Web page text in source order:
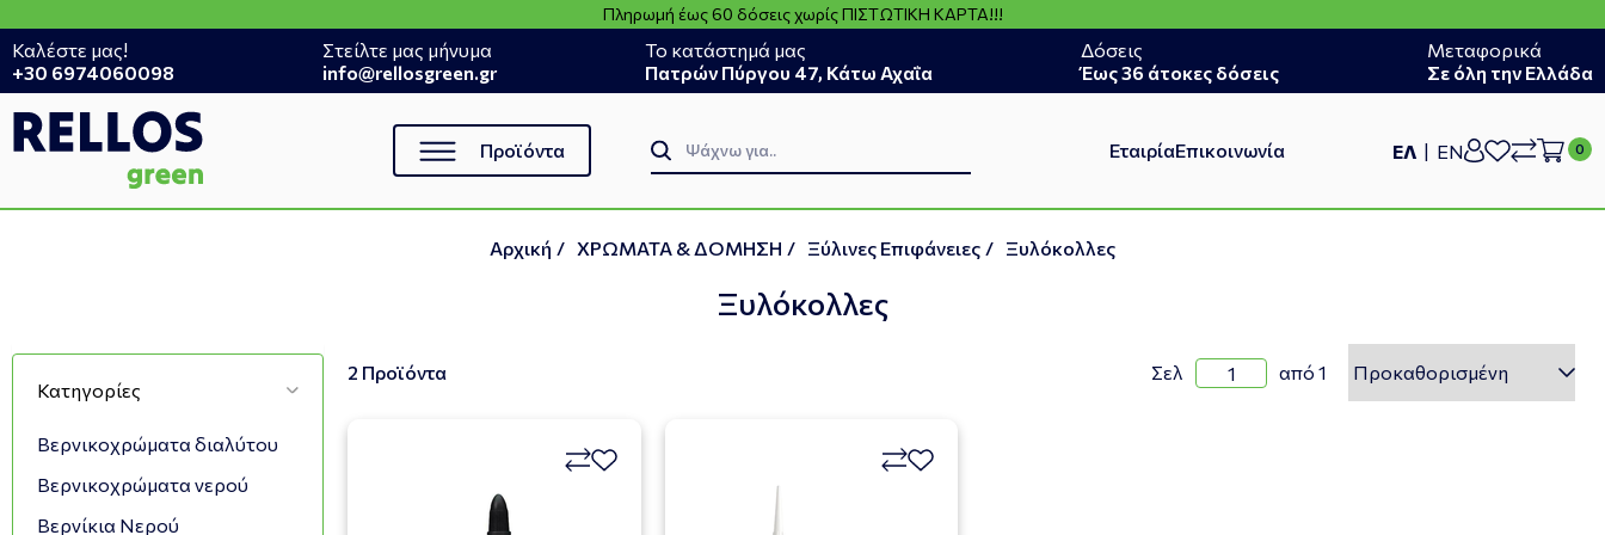
Πληρωμή έως 60 δόσεις χωρίς ΠΙΣΤΩΤΙΚΗ ΚΑΡΤΑ!!!
Καλέστε μας!
+30 6974060098
Στείλτε μας μήνυμα
info@rellosgreen.gr
Το κατάστημά μας
Πατρών Πύργου 47, Κάτω Αχαΐα
Δόσεις
Έως 36 άτοκες δόσεις
Μεταφορικά
Σε όλη την Ελλάδα
Προϊόντα ΕταιρίαΕπικοινωνία ΕΛ EN
Αρχική / ΧΡΩΜΑΤΑ & ΔΟΜΗΣΗ / Ξύλινες Eπιφάνειες / Ξυλόκολλες
Ξυλόκολλες
Κατηγορίες
Βερνικοχρώματα διαλύτου
Βερνικοχρώματα νερού
Βερνίκια Νερού
2 Προϊόντα Σελ από 1